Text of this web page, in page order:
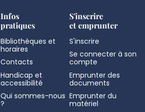
Infos
pratiques
Bibliothèques et
horaires
Contacts
Handicap et
accessibilité
Qui sommes-nous
?
S'inscrire
et emprunter
S'inscrire
Se connecter à son
compte
Emprunter des
documents
Emprunter du
matériel